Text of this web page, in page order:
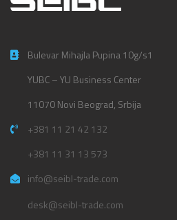
Bulevar Mihajla Pupina 10g/s1
YUBC – YU Business Center
11070 Novi Beograd, Srbija
+381 11 21 42 132
+381 11 31 13 573
info@seibl-trade.com
desk@seibl-trade.com